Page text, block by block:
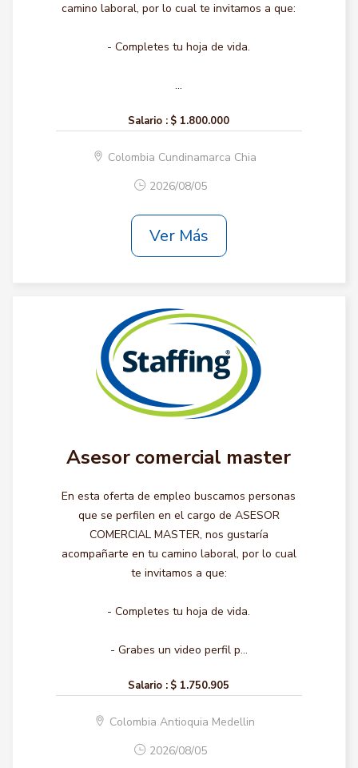
camino laboral, por lo cual te invitamos a que:
- Completes tu hoja de vida.
...
Salario : $ 1.800.000
Colombia Cundinamarca Chia
2026/08/05
Ver Más
Asesor comercial master
En esta oferta de empleo buscamos personas
que se perfilen en el cargo de ASESOR
COMERCIAL MASTER, nos gustaría
acompañarte en tu camino laboral, por lo cual
te invitamos a que:
- Completes tu hoja de vida.
- Grabes un video perfil p...
Salario : $ 1.750.905
Colombia Antioquia Medellin
2026/08/05